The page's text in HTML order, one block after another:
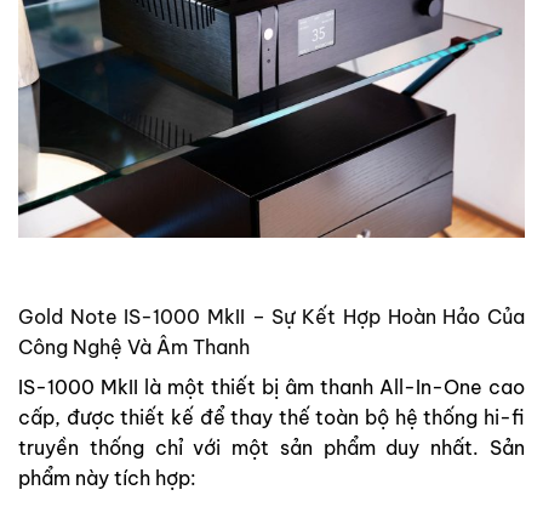
Gold Note IS-1000 MkII – Sự Kết Hợp Hoàn Hảo Của
Công Nghệ Và Âm Thanh
IS-1000 MkII là một thiết bị âm thanh All-In-One cao
cấp, được thiết kế để thay thế toàn bộ hệ thống hi-fi
truyền thống chỉ với một sản phẩm duy nhất. Sản
phẩm này tích hợp: